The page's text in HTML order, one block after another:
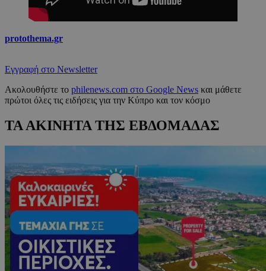
protothema.gr
Εγγραφή στο Newsletter
Ακολουθήστε το philenews.com στο Google News και μάθετε
πρώτοι όλες τις ειδήσεις για την Κύπρο και τον κόσμο
ΤΑ ΑΚΙΝΗΤΑ ΤΗΣ ΕΒΔΟΜΑΔΑΣ